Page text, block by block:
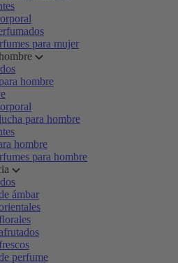
para mujer
hombre
para hombre
hombre
para hombre
ámbar
perfume